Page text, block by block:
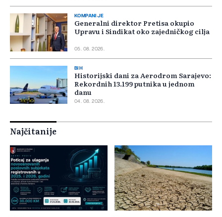
KOMPANIJE
Generalni direktor Pretisa okupio
Upravu i Sindikat oko zajedničkog cilja
05. 08. 2026.
BIH
Historijski dani za Aerodrom Sarajevo:
Rekordnih 13.199 putnika u jednom
danu
04. 08. 2026.
Najčitanije